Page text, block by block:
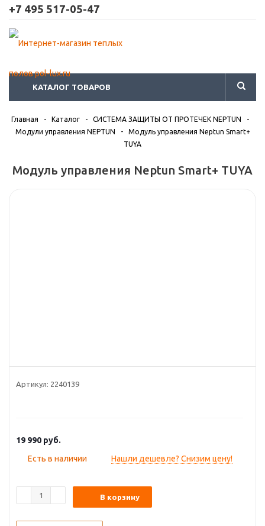
+7 495 517-05-47
КАТАЛОГ ТОВАРОВ
Главная - Каталог - СИСТЕМА ЗАЩИТЫ ОТ ПРОТЕЧЕК NEPTUN
-
Модули управления NEPTUN
-
Модуль управления Neptun Smart+
TUYA
Модуль управления Neptun Smart+ TUYA
Артикул: 2240139
19 990 руб.
Есть в наличии
Нашли дешевле? Снизим цену!
В корзину